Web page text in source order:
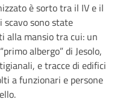
è sorto tra il IV e il
scavo sono state
alla mansio tra cui: un
albergo” di Jesolo,
e tracce di edifici
a funzionari e persone